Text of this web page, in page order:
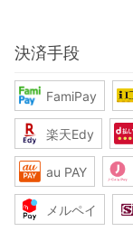
決済手段
FamiPay
楽天Edy
au PAY
メルペイ